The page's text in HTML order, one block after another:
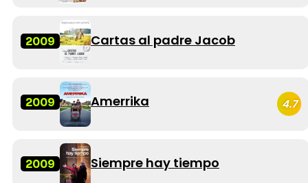
2009 Cartas al padre Jacob
2009 Amerrika 4.7
2009 Siempre hay tiempo